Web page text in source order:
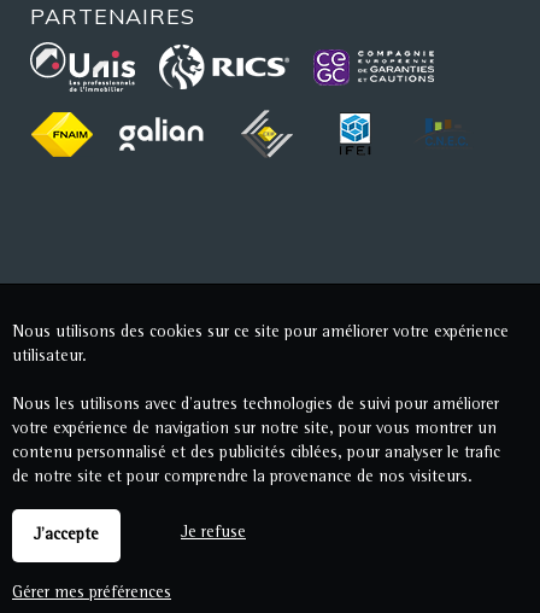
PARTENAIRES
Nous utilisons des cookies sur ce site pour améliorer votre expérience
utilisateur.
Nous les utilisons avec d'autres technologies de suivi pour améliorer
votre expérience de navigation sur notre site, pour vous montrer un
contenu personnalisé et des publicités ciblées, pour analyser le trafic
de notre site et pour comprendre la provenance de nos visiteurs.
J'accepte Je refuse
Gérer mes préférences